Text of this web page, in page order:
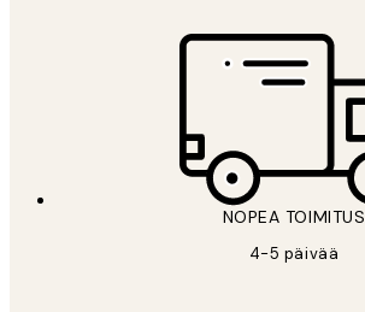
NOPEA TOIMITUS
4-5 päivää